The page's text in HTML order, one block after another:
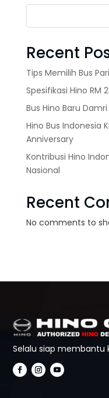
Recent
Tips Memilih Bus
Spesifikasi Hino RM
Bus Hino Baru
Hino Bus Indonesia
Anniversary
Kontribusi Hino
Nasional
Recent
No comments to
Selalu siap membantu